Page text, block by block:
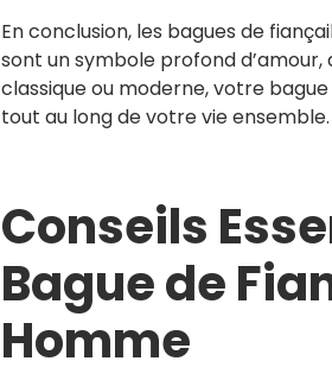
En conclusion, les bagues de
sont un symbole profond d’amour,
classique ou moderne, votre
tout au long de votre vie ensemble.
Conseils
Bague de
Homme